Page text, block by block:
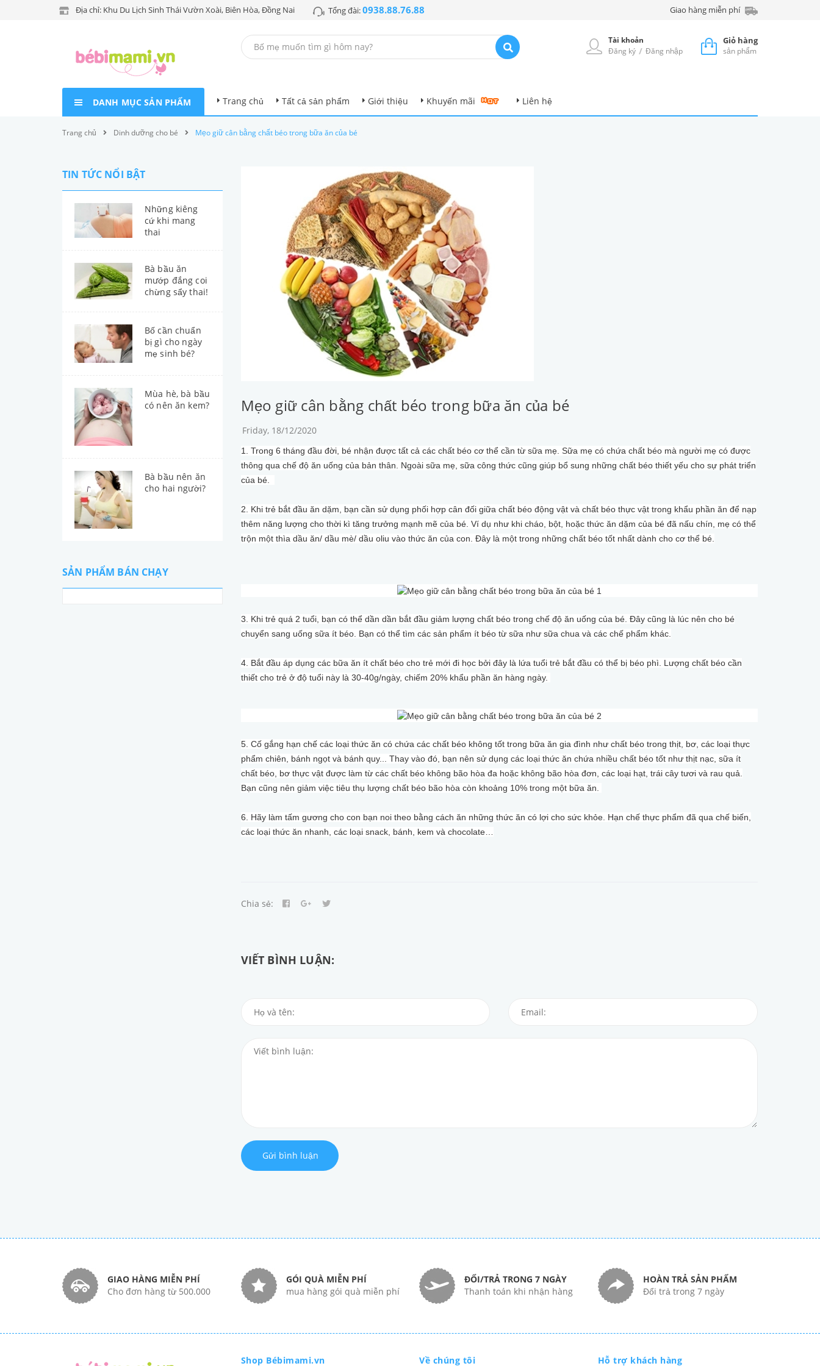
Địa chỉ: Khu Du Lịch Sinh Thái Vườn Xoài, Biên Hòa, Đồng Nai Tổng đài:0938.88.76.88 Giao hàng miễn phí
Tài khoản
Đăng ký / Đăng nhập
Giỏ hàng
sản phẩm
DANH MỤC SẢN PHẨM Trang chủ Tất cả sản phẩm Giới thiệu Khuyến mãi Liên hệ
Trang chủ Dinh dưỡng cho bé Mẹo giữ cân bằng chất béo trong bữa ăn của bé
TIN TỨC NỔI BẬT
Những kiêng
cứ khi mang
thai
Bà bầu ăn
mướp đắng coi
chừng sẩy thai!
Bố cần chuẩn
bị gì cho ngày
mẹ sinh bé?
Mùa hè, bà bầu
có nên ăn kem?
Bà bầu nên ăn
cho hai người?
SẢN PHẨM BÁN CHẠY
Mẹo giữ cân bằng chất béo trong bữa ăn của bé
Friday, 18/12/2020
1. Trong 6 tháng đầu đời, bé nhận được tất cả các chất béo cơ thể cần từ sữa mẹ. Sữa mẹ có chứa chất béo mà người mẹ có được
thông qua chế độ ăn uống của bản thân. Ngoài sữa mẹ, sữa công thức cũng giúp bổ sung những chất béo thiết yếu cho sự phát triển
của bé.
2. Khi trẻ bắt đầu ăn dặm, bạn cần sử dụng phối hợp cân đối giữa chất béo động vật và chất béo thực vật trong khẩu phần ăn để nạp
thêm năng lượng cho thời kì tăng trưởng mạnh mẽ của bé. Ví dụ như khi cháo, bột, hoặc thức ăn dặm của bé đã nấu chín, mẹ có thể
trộn một thìa dầu ăn/ dầu mè/ dầu oliu vào thức ăn của con. Đây là một trong những chất béo tốt nhất dành cho cơ thể bé.
3. Khi trẻ quá 2 tuổi, bạn có thể dần dần bắt đầu giảm lượng chất béo trong chế độ ăn uống của bé. Đây cũng là lúc nên cho bé
chuyển sang uống sữa ít béo. Bạn có thể tìm các sản phẩm ít béo từ sữa như sữa chua và các chế phẩm khác.
4. Bắt đầu áp dụng các bữa ăn ít chất béo cho trẻ mới đi học bởi đây là lứa tuổi trẻ bắt đầu có thể bị béo phì. Lượng chất béo cần
thiết cho trẻ ở độ tuổi này là 30-40g/ngày, chiếm 20% khẩu phần ăn hàng ngày.
5. Cố gắng hạn chế các loại thức ăn có chứa các chất béo không tốt trong bữa ăn gia đình như chất béo trong thịt, bơ, các loại thực
phẩm chiên, bánh ngọt và bánh quy... Thay vào đó, bạn nên sử dụng các loại thức ăn chứa nhiều chất béo tốt như thịt nạc, sữa ít
chất béo, bơ thực vật được làm từ các chất béo không bão hòa đa hoặc không bão hòa đơn, các loại hạt, trái cây tươi và rau quả.
Bạn cũng nên giảm việc tiêu thụ lượng chất béo bão hòa còn khoảng 10% trong một bữa ăn.
6. Hãy làm tấm gương cho con bạn noi theo bằng cách ăn những thức ăn có lợi cho sức khỏe. Hạn chế thực phẩm đã qua chế biến,
các loại thức ăn nhanh, các loại snack, bánh, kem và chocolate…
Chia sẻ:
VIẾT BÌNH LUẬN:
Gửi bình luận
GIAO HÀNG MIỄN PHÍ
Cho đơn hàng từ 500.000
GÓI QUÀ MIỄN PHÍ
mua hàng gói quà miễn phí
ĐỔI/TRẢ TRONG 7 NGÀY
Thanh toán khi nhận hàng
HOÀN TRẢ SẢN PHẨM
Đổi trả trong 7 ngày
Shop Bébimami.vn Về chúng tôi Hỗ trợ khách hàng